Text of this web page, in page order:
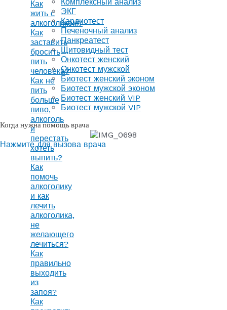
Как
жить с
алкоголиком?
Как
заставить
бросить
пить
человека?
Как не
пить
больше
пиво,
алкоголь
и
перестать
хотеть
выпить?
Как
помочь
алкоголику
и как
лечить
алкоголика,
не
желающего
лечиться?
Как
правильно
выходить
из
запоя?
Как
ЭКГ
Кардиотест
Печеночный анализ
Панкреатест
Щитовидный тест
Онкотест женский
Онкотест мужской
Биотест женский эконом
Биотест мужской эконом
Биотест женский VIP
Биотест мужской VIP
Когда нужна помощь врача
Нажмите для вызова врача